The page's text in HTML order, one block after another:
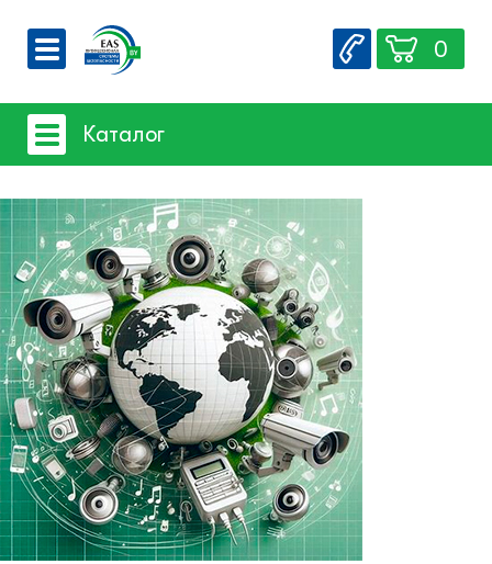
О компании
Вакансии
Контакты
0
Каталог
Системы видеонаблюдения
- iFLOW
- SpaceTechnology
- Dahua
- EZ-IP
- Hikvision
- Комплектующие и монтажный
материал
Системы защиты товаров от краж
Счетчики посетителей